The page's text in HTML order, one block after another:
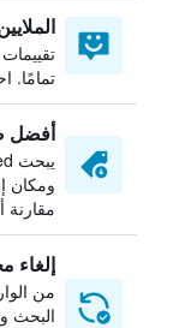
تمامًا.
أفضل
ومكان
مقارنة
إلغاء
من
البحث